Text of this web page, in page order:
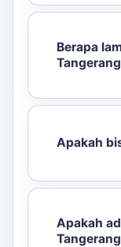
Berapa
Apakah
Apakah